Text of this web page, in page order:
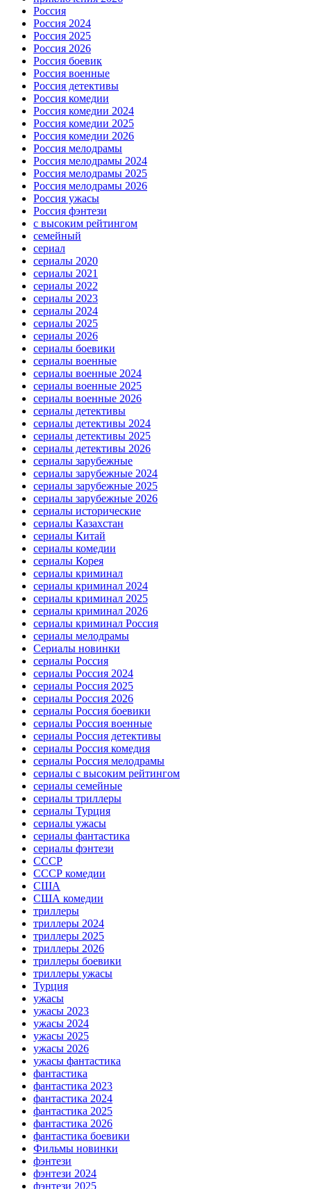
Россия
Россия 2024
Россия 2025
Россия 2026
Россия боевик
Россия военные
Россия детективы
Россия комедии
Россия комедии 2024
Россия комедии 2025
Россия комедии 2026
Россия мелодрамы
Россия мелодрамы 2024
Россия мелодрамы 2025
Россия мелодрамы 2026
Россия ужасы
Россия фэнтези
с высоким рейтингом
семейный
сериал
сериалы 2020
сериалы 2021
сериалы 2022
сериалы 2023
сериалы 2024
сериалы 2025
сериалы 2026
сериалы боевики
сериалы военные
сериалы военные 2024
сериалы военные 2025
сериалы военные 2026
сериалы детективы
сериалы детективы 2024
сериалы детективы 2025
сериалы детективы 2026
сериалы зарубежные
сериалы зарубежные 2024
сериалы зарубежные 2025
сериалы зарубежные 2026
сериалы исторические
сериалы Казахстан
сериалы Китай
сериалы комедии
сериалы Корея
сериалы криминал
сериалы криминал 2024
сериалы криминал 2025
сериалы криминал 2026
сериалы криминал Россия
сериалы мелодрамы
Сериалы новинки
сериалы Россия
сериалы Россия 2024
сериалы Россия 2025
сериалы Россия 2026
сериалы Россия боевики
сериалы Россия военные
сериалы Россия детективы
сериалы Россия комедия
сериалы Россия мелодрамы
сериалы с высоким рейтингом
сериалы семейные
сериалы триллеры
сериалы Турция
сериалы ужасы
сериалы фантастика
сериалы фэнтези
СССР
СССР комедии
США
США комедии
триллеры
триллеры 2024
триллеры 2025
триллеры 2026
триллеры боевики
триллеры ужасы
Турция
ужасы
ужасы 2023
ужасы 2024
ужасы 2025
ужасы 2026
ужасы фантастика
фантастика
фантастика 2023
фантастика 2024
фантастика 2025
фантастика 2026
фантастика боевики
Фильмы новинки
фэнтези
фэнтези 2024
фэнтези 2025